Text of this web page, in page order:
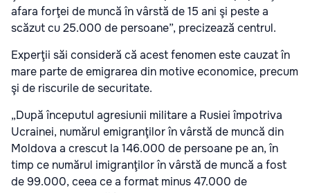
afara forţei de muncă în vârstă de 15 ani şi peste a
scăzut cu 25.000 de persoane”, precizează centrul.
Experţii săi consideră că acest fenomen este cauzat în
mare parte de emigrarea din motive economice, precum
şi de riscurile de securitate.
„După începutul agresiunii militare a Rusiei împotriva
Ucrainei, numărul emigranţilor în vârstă de muncă din
Moldova a crescut la 146.000 de persoane pe an, în
timp ce numărul imigranţilor în vârstă de muncă a fost
de 99.000, ceea ce a format minus 47.000 de